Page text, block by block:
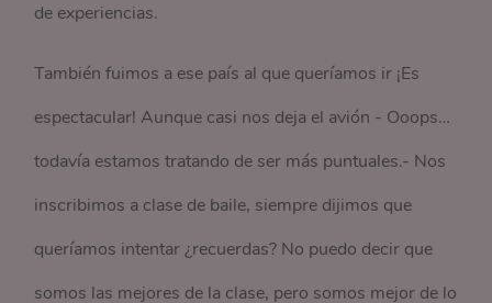
de experiencias.
También fuimos a ese país al que queríamos ir ¡Es
espectacular! Aunque casi nos deja el avión - Ooops…
todavía estamos tratando de ser más puntuales.- Nos
inscribimos a clase de baile, siempre dijimos que
queríamos intentar ¿recuerdas? No puedo decir que
somos las mejores de la clase, pero somos mejor de lo